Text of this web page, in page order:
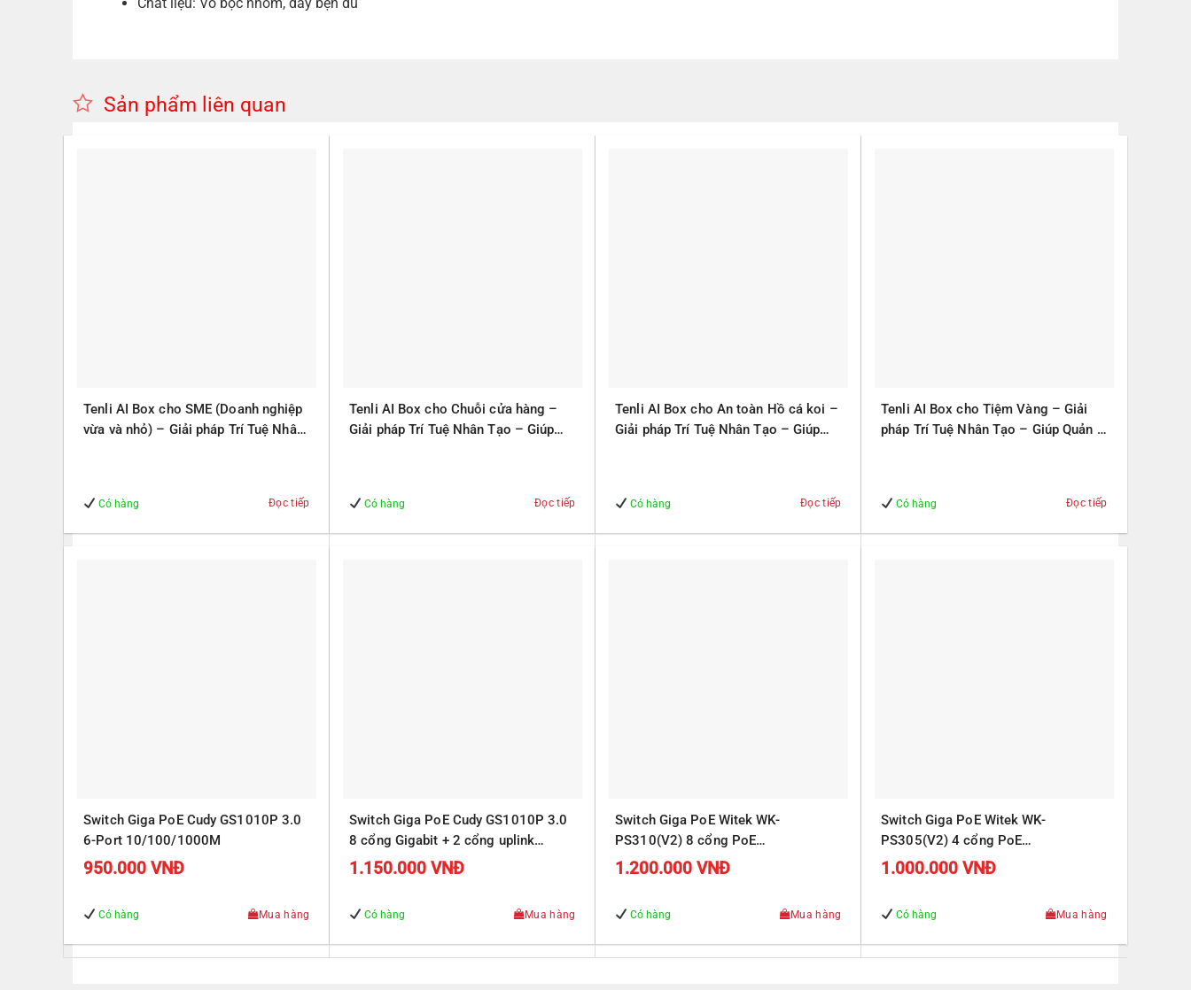
Sản phẩm liên quan
Tenli AI Box cho SME (Doanh nghiệp
vừa và nhỏ) – Giải pháp Trí Tuệ Nhân
Có hàng Đọc tiếp
Tenli AI Box cho Chuỗi cửa hàng –
Giải pháp Trí Tuệ Nhân Tạo – Giúp
Có hàng Đọc tiếp
Tenli AI Box cho An toàn Hồ cá koi –
Giải pháp Trí Tuệ Nhân Tạo – Giúp
Có hàng Đọc tiếp
Tenli AI Box cho Tiệm Vàng – Giải
pháp Trí Tuệ Nhân Tạo – Giúp Quản lý
Có hàng Đọc tiếp
Switch Giga PoE Cudy GS1010P 3.0
6-Port 10/100/1000M
950.000VNĐ
Có hàng Mua hàng
Switch Giga PoE Cudy GS1010P 3.0
8 cổng Gigabit + 2 cổng uplink
Gigabit
1.150.000VNĐ
Có hàng Mua hàng
Switch Giga PoE Witek WK-
PS310(V2) 8 cổng PoE
10/100/1000Mbps, 2 cổng RJ45
1.200.000VNĐ
Có hàng Mua hàng
Switch Giga PoE Witek WK-
PS305(V2) 4 cổng PoE
10/100/1000Mbps, 1 cổng RJ45
1.000.000VNĐ
Có hàng Mua hàng